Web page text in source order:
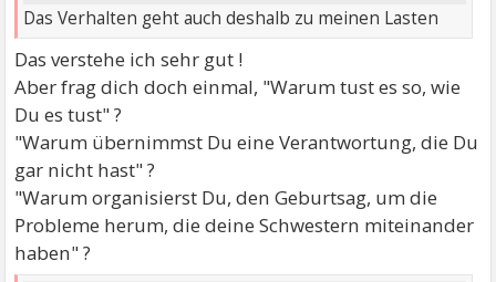
Das Verhalten geht auch deshalb zu meinen Lasten
Das verstehe ich sehr gut !
Aber frag dich doch einmal, "Warum tust es so, wie
Du es tust" ?
"Warum übernimmst Du eine Verantwortung, die Du
gar nicht hast" ?
"Warum organisierst Du, den Geburtsag, um die
Probleme herum, die deine Schwestern miteinander
haben" ?